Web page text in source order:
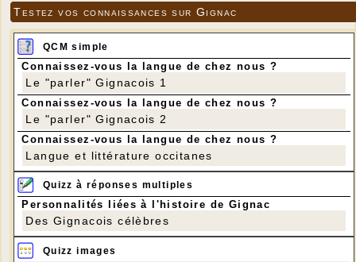
rouge garance, vestes bleues, casques, fusils,
ceinturons (cela peut être des ceinturons à
cartouches), vieilles caisses en bois, quarts et
assiettes en métal, 6 caleçons longs en coton blanc,
chemises de grand-père …
Vous pouvez déposer vos dons ou prêts à la Mairie,
à la bibliothèque aux heures d’ouverture, aux
protagonistes de la pièce…
Merci d'avance
La Troupe de "la Compagnie du Moulin à … Paroles"
Mail : tepaz.leclère@gmail.com ou 06 85 66 89 81
---
Testez vos connaissances sur Gignac
QCM simple
Connaissez-vous la langue de chez nous ?
Le "parler" Gignacois 1
Connaissez-vous la langue de chez nous ?
Le "parler" Gignacois 2
Connaissez-vous la langue de chez nous ?
Langue et littérature occitanes
Quizz à réponses multiples
Personnalités liées à l'histoire de Gignac
Des Gignacois célèbres
Quizz images